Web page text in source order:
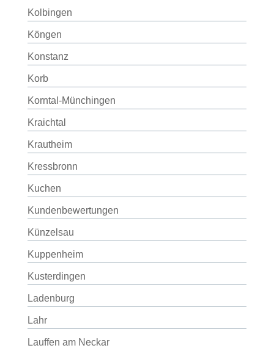
Kolbingen
Köngen
Konstanz
Korb
Korntal-Münchingen
Kraichtal
Krautheim
Kressbronn
Kuchen
Kundenbewertungen
Künzelsau
Kuppenheim
Kusterdingen
Ladenburg
Lahr
Lauffen am Neckar